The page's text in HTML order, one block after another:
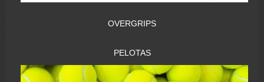
OVERGRIPS
PELOTAS